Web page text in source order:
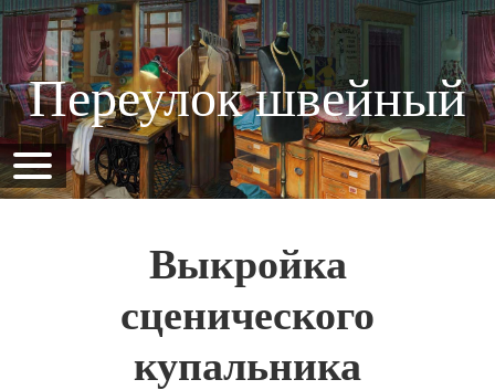
Переулок швейный
Выкройка
сценического
купальника